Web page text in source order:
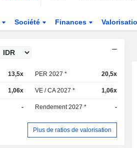
Société Finances
13,5x PER 2027 * 20,5x
1,06x VE / CA 2027 * 1,06x
- Rendement 2027 * -
Plus de ratios de valorisation